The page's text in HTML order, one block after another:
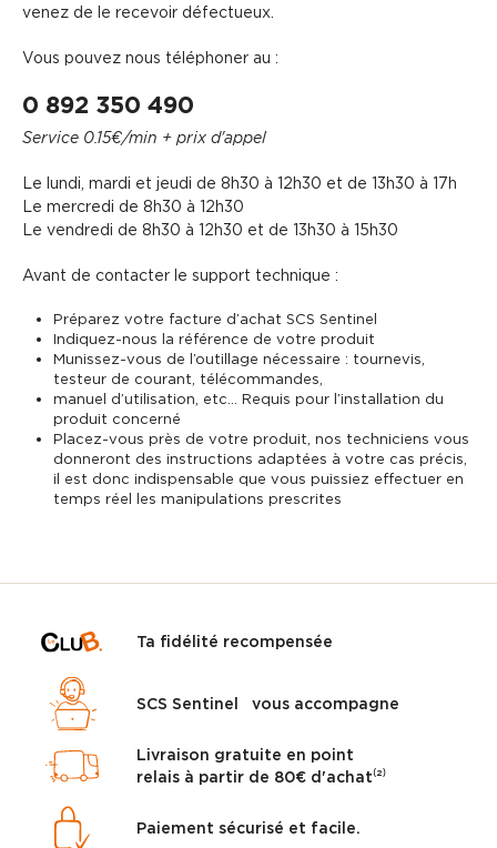
venez de le recevoir défectueux.
Vous pouvez nous téléphoner au :
0 892 350 490
Service 0.15€/min + prix d'appel
Le lundi, mardi et jeudi de 8h30 à 12h30 et de 13h30 à 17h
Le mercredi de 8h30 à 12h30
Le vendredi de 8h30 à 12h30 et de 13h30 à 15h30
Avant de contacter le support technique :
Préparez votre facture d’achat SCS Sentinel
Indiquez-nous la référence de votre produit
Munissez-vous de l’outillage nécessaire : tournevis,
testeur de courant, télécommandes,
manuel d’utilisation, etc… Requis pour l’installation du
produit concerné
Placez-vous près de votre produit, nos techniciens vous
donneront des instructions adaptées à votre cas précis,
il est donc indispensable que vous puissiez effectuer en
temps réel les manipulations prescrites
Ta fidélité recompensée
SCS Sentinel vous accompagne
Livraison gratuite en point
relais à partir de 80€ d'achat⁽²⁾
Paiement sécurisé et facile.